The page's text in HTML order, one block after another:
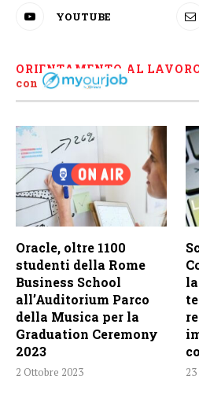
YOUTUBE
ORIENTAMENTO AL
con
Oracle, oltre 1100
studenti della Rome
Business School
all’Auditorium Parco
della Musica per la
Graduation Ceremony
2023
2 Ottobre 2023